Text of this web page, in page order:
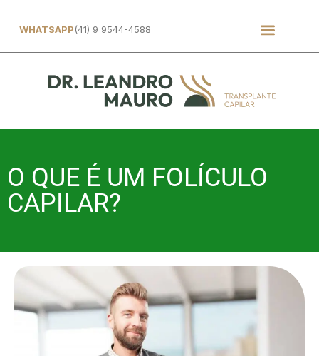
WHATSAPP(41) 9 9544-4588
O QUE É UM FOLÍCULO
CAPILAR?